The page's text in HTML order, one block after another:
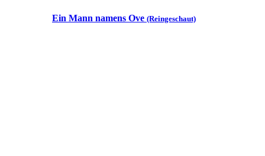
Ein Mann namens Ove (Reingeschaut)